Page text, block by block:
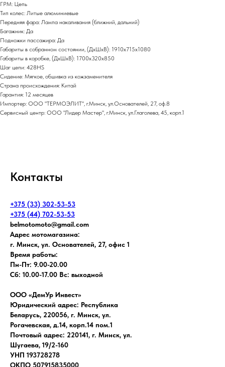
ГРМ: Цепь
Тип колес: Литые алюминиевые
Передняя фара: Лампа накаливания (ближний, дальний)
Багажник: Да
Подножки пассажира: Да
Габариты в собранном состоянии, (ДхШхВ): 1910х715х1080
Габариты в коробке, (ДхШхВ): 1700x320x850
Шаг цепи: 428HS
Сидение: Мягкое, обшивка из кожзаменителя
Страна происхождения: Китай
Гарантия: 12 месяцев
Импортер: ООО "ТЕРМОЭЛИТ", г.Минск, ул.Основателей, 27, оф.8
Сервисный центр: ООО "Лидер Мастер", г.Минск, ул.Глаголева, 45, корп.1
Контакты
+375 (33) 302-53-53
+375 (44) 702-53-53
belmotomoto@gmail.com
Адрес мотомагазина:
г. Минск, ул. Основателей, 27, офис 1
Время работы:
Пн-Пт: 9.00-20.00
Сб: 10.00-17.00 Вс: выходной
ООО «ДемУр Инвест»
Юридический адрес: Республика
Беларусь, 220056, г. Минск, ул.
Рогачевская, д.14, корп.14 пом.1
Почтовый адрес: 220141, г. Минск, ул.
Шугаева, 19/2-160
УНП 193728278
ОКПО 507915835000